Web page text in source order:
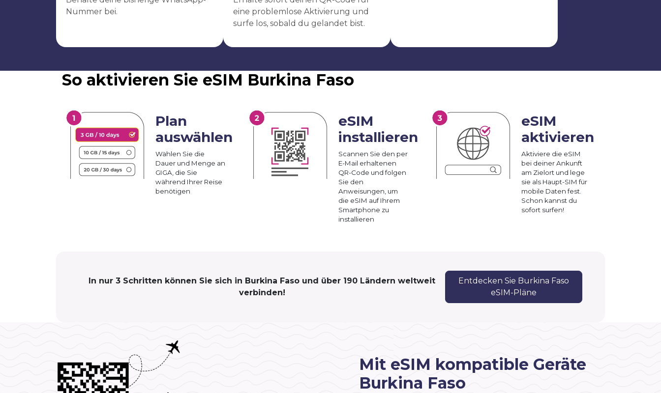
Nummer bei.
eine problemlose Aktivierung und
surfe los, sobald du gelandet bist.
So aktivieren Sie eSIM Burkina Faso
Plan
auswählen
Wählen Sie die
Dauer und Menge an
GIGA, die Sie
während Ihrer Reise
benötigen
eSIM
installieren
Scannen Sie den per
E-Mail erhaltenen
QR-Code und folgen
Sie den
Anweisungen, um
die eSIM auf Ihrem
Smartphone zu
installieren
eSIM
aktivieren
Aktiviere die eSIM
bei deiner Ankunft
am Zielort und lege
sie als Haupt-SIM für
mobile Daten fest.
Schon kannst du
sofort surfen!
In nur 3 Schritten können Sie sich in Burkina Faso und über 190 Ländern weltweit
verbinden!
Entdecken Sie Burkina Faso
eSIM-Pläne
Mit eSIM kompatible Geräte
Burkina Faso